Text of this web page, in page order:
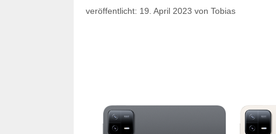
19. April 2023 von Tobias